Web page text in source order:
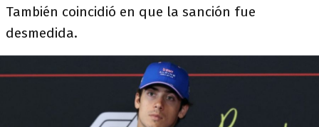
También coincidió en que la sanción fue
desmedida.